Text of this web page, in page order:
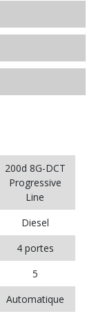
200d 8G-DCT
Progressive
Line
Diesel
4 portes
5
Automatique